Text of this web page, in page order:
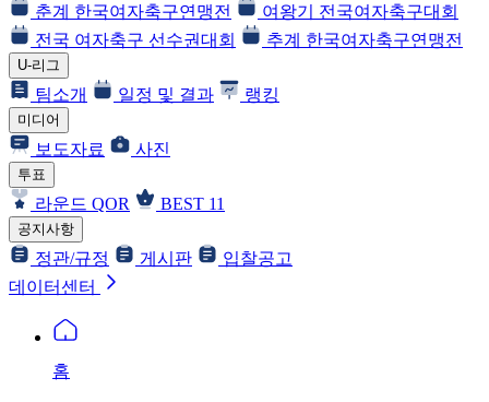
춘계 한국여자축구연맹전
여왕기 전국여자축구대회
전국 여자축구 선수권대회
추계 한국여자축구연맹전
U-리그
팀소개 일정 및 결과 랭킹
미디어
보도자료 사진
투표
라운드 QOR BEST 11
공지사항
정관/규정 게시판
입찰공고
데이터센터
홈